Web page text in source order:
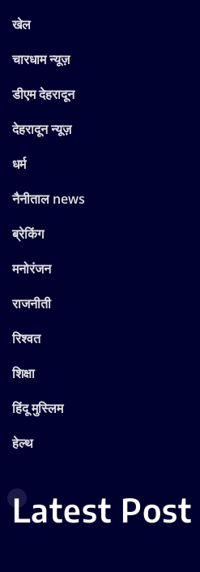
खेल
चारधाम न्यूज़
डीएम देहरादून
देहरादून न्यूज़
धर्म
नैनीताल news
ब्रेकिंग
मनोरंजन
राजनीती
रिश्वत
शिक्षा
हिंदू मुस्लिम
हेल्थ
Latest Post